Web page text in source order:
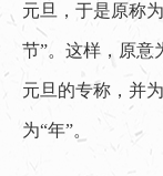
元旦，于是原称
节”。这样，原意
元旦的专称，并
为“年”。